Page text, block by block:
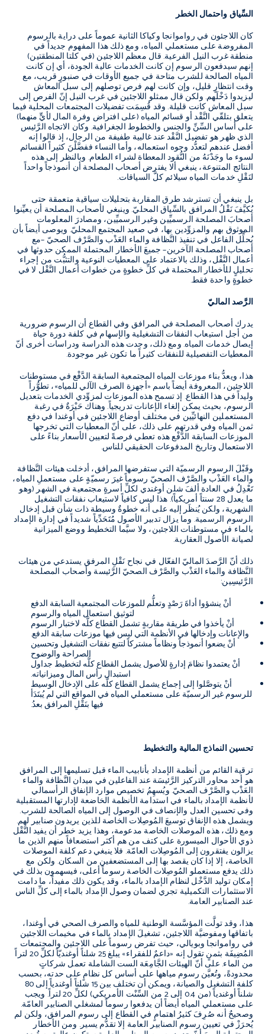
السِّياق واحتمال الخطر
كان اللاجئون في رواموانجا وكياكا الثانية عموماً على دراية بالرسوم
المفروضة على مستعملي المياه، ومع ذلك هذا المفهوم جديداً في
منطقة غرب النيل الفرعية. قال معظم اللاجئين (في كلتا المنطقتين)
إنهم سيدفعون الرسوم إن كانت الخدمات عالية الجودة، أي إن كانت
المياه الصالحة للشرب متاحة في جميع الأوقات في صنبورٍ قريب، مع
وقت انتظارٍ قليل، وإن كانت لهم فرص توصلهم إلى سبل المعاش
ليزيدوا دَخْلَهم. ولكن قال ممثلو اللاجئين في غرب النيل إنّ الفرص إلى
سبل المعاش كانت قليلة. وقد قُسِمَت تفضيلات المجتمعات المحلية فيما
يتعلق بتلقّي النَّقْد أو قسائم المياه (على افتراض وفرة المال لأيٍّ منهما)
على أساس السِّنِّ والجنس والخطوط الجغرافية. وكان الاتجاه الرَّئيس
الذي ظهر هو تفضيل النَّقْد عند غالبية طفيفة من الرجال، إذ قالوا إنه
أفضل عندهم لتعدُّد وجوه استعماله، وأما النساء ففضَّلْنَ كثيراً القسائم
لسوء ما وجَدْنَهُ من النُّقود المعطاة لشراء الطعام. وبالنظر إلى هذه
النتائج المتنوعة، ينبغي ألا يفترض أصحاب المصلحة أن أنموذجاً واحداً
لنَقْلِ خدمات المياه سيلائم كلَّ السياقات.
بل ينبغي أن تسترشد طرق المقاربة بتحليلات سياقية متعمقة حتى
يُكيَّفَ نَقْلُ المرافق بالسِّياق المحليّ. وينبغي لأصحاب المصلحة أن يعيِّنوا
أصحابَ المصلحة الرسميِّين وغير الرسميِّين، ومصادرَ المعلومات
الموثوق بهم والمزوِّدين بها، في صعيد المجتمع المحليّ. ويوصى أيضاً بأن
يُحلِّل الفاعل في تنفيذ النَّظافة والماء العَذْب والصَّرْف الصحيّ –مع
أصحاب المصلحة الآخرين– جميعَ الأخطار المحتملة الممكن حدوثها في
أعمال النَّقْل، وذلك بالاعتماد على المعطيات النوعية والتثبُّت من إجراء
تحليلٍ للأخطار المحتملة في كلِّ خطوةٍ من خطوات أعمال النَّقْل لا في
خطوةٍ واحدة فقط.
الرَّصد الماليّ
يدرك أصحاب المصلحة في المرافق وفي القطاع أن الرسوم ضرورية
من أجل استيعاب النفقات التشغيلية والإسهام في كلفة دورة حياة
إيصال خدمات المياه. ومع ذلك، وجدت هذه الدراسة ودراسات أخرى أنّ
المعطيات التفصيلية للنفقات كثيراً ما تكون غير موجودة.
هذا، ويعدُّ بناء موزعات المياه المجتمعية السابقة الدَّفْع في مستوطنات
اللاجئين، المعروفة أيضاً باسم «أجهزة الصرف الآلي للمياه»، تطوُّراً
وليداً في هذا القطاع. إذ تسمح هذه الموزعات لمزوِّدي الخدمات بتعديل
الرسوم، بحيث يمكن إلغاء الإعانات تدريجياً. وهناك حَيْرَةٌ في رغبة
المستعملين النهائيِّين في مختلف أوضاع اللاجئين في أوغندا في دفع
ثمن المياه وفي قدرتهم على ذلك، على أنّ المعطيات التي تخرجها
الموزعات السابقة الدَّفْع هذه تعطي فرصةً لتعيين الأسعار بناءً على
الاستعمال وتاريخ المدفوعات الحقيقي للناس.
وقَبْلَ الرسوم الرسميّة التي ستفرضها المرافق، أدخلت هيئات النَّظافة
والماء العَذْب والصَّرْف الصحيّ رسوماً غيرَ رسميّةٍ على مستعملِ المياه،
تَعْدِلُ في العادة ألفَ شلن أوغندي لكلِّ أسرةٍ مجتمعية في الشهر (وهو
ما يعدل 28 سنتاً أمريكياً). هذا ليس كافياً لاستيعاب نفقات التشغيل
الشهرية، ولكن يُنظَر إليه على أنه خطوةٌ وسيطة ذات شأن قبل إدخال
الرسوم الرسمية. وما يزال تدبير الأصول مُتَحَدِّياً شديداً في إدارة الإمداد
بالماء في مستوطنات اللاجئين، ولا سيَّما التخطيط ووضع الميزانية
لصيانة الأصول العقارية.
ذلك أنّ الرَّصدَ الماليّ الفعّال في نجاح نَقْلِ المرفق يستدعي من هيئات
النَّظافة والماء العَذْب والصَّرْف الصحيّ الرَّئيسة وأصحاب المصلحة
الرَّئيسِين:
أنْ ينشؤوا أداةَ رَصْدٍ وتعلُّم للموزعات المجتمعية السابقة الدفع
لتوثيق استعمال المياه والرسوم
أنْ يأخذوا في طريقة مقاربةٍ تشمل القطاع كلَّه لاختبار الرسوم
والإعانات وإدخالها في الأنظمة التي ليس فيها موزعات سابقة الدفع.
أنْ يضعوا أنموذجاً ونظاماً مشتركاً لتتبع نفقات التشغيل وتحسين
الصراحة والوضوح
أنْ يعتمدوا نظامَ إدارةٍ للأصول يشمل القطاع كلَّه لتخطيط جداول
استبدال رأس المال وميزانياته.
أنْ يتوصَّلوا إلى إجماع يشمل القطاع كلَّه على الإدخال الوسيط
للرسوم غير الرسميّة على مستعملي المياه في المواقع التي لم يُبتَدَأ
فيها بنَقْلِ المرافق بعدُ.
تحسين النماذج المالية والتخطيط
ترقية القائم من أنظمة الإمداد بأنابيب الماء قبل تسليمها إلى المرافق
هو أحد محاور التركيز الرَّئيسَة عند الفاعلين في ميدان النَّظافة والماء
العَذْب والصَّرْف الصحيّ. ويُسهِمُ تخصيص موارد الإنفاق الرأسمالي
لأنظمة الإمداد بالماء في استدامة الأنظمة الخاضعة لإدارتها المستقبلية
وفي تحسين العدل والإنصاف في الوصول إلى المياه الصالحة للشرب.
ويشمل هذه الإنفاق توسيعَ المُوصِلات الخاصة للذين يريدون صنابير لهم.
ومع ذلك، هذه الموصلات الخاصة مدعومة، وهذا يزيد خطر أن يفيد النَّقْل
ذوي الأحوال الميسورة على كتف من هم أكثر استضعافاً منهم الذين ما
يزالون يفتقرون إلى المُوصِلات العامّة. فلا ينبغي دعم كلفة الموصلات
الخاصة، إلا إذا كان يقصد بها إلى المستضعفين من السكان. ولكن مع
ذلك يدفع مستعملو المُوصِلات الخاصة رسوماً أعلى، فيسهمون بذلك في
إمكان توليد الدَّخْل لنظام الإمداد بالماء، وقد يكون ذلك مفيداً، ما دامت
الاستثمارات التكميلية تجري لضمان وصول الإمداد بالماء إلى كلِّ الناس
عند الصنابير العامة.
هذا، وقد تولَّت المؤسَّسة الوطنية للمياه والصرف الصحي في أوغندا،
باتفاقها ومفوضيَّة اللاجئين، تشغيلَ الإمداد بالماء في مخيمات اللاجئين
في رواموانجا وبويالي، حيث تفرض رسوماً على اللاجئين والمجتمعات
المُضِيفَة بثمنٍ تقول إنه «داعمٌ للفقراء» يبلغ 25 شلناً أوغنديّاً لكلِّ 20 لتراً
من الماء. على أنّ الهيئات الجَّامِعَة الست الشاملة تعمل شركاتٍ
محدودةً، وتُعيَّن رسوم مياهها على أساس كل نظامٍ على حدته، بحسب
كلفة التشغيل والصيانة، ويمكن أن تختلف بين 15 شلناً أوغندياً إلى 80
شلناً أوغندياً (من 0.4 إلى 2 من السِّنْت الأمريكي) لكلِّ 20 لتراً. ويجب
على مستعملي المياه أيضاً أن يدفعوا رسوماً لمشغلي الصنابير العامّة.
وصحيحٌ أنه صُرِفَ كثيرُ اهتمامٍ في القطاع إلى رسوم المرافق، ولكن لم
يُحرَزْ في تعيين رسوم الصنابير العامة إلا تقدُّم يسير. ومن الأخطار